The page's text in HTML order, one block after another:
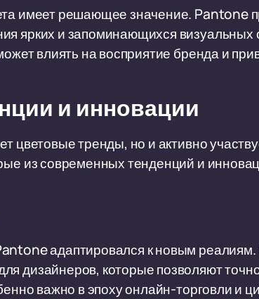
имеет решающее значение. Pantone
ярких и запоминающихся визуальных
влиять на восприятие бренда и
и инновации
цветовые тренды, но и активно
из современных тенденций и
адаптировался к новым
дизайнеров, которые позволяют
важно в эпоху онлайн-торговли и